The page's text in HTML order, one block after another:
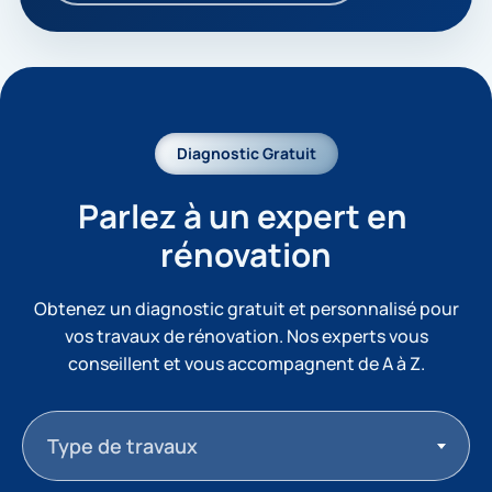
Diagnostic Gratuit
Parlez à un expert en
rénovation
Obtenez un diagnostic gratuit et personnalisé pour
vos travaux de rénovation. Nos experts vous
conseillent et vous accompagnent de A à Z.
Type de travaux